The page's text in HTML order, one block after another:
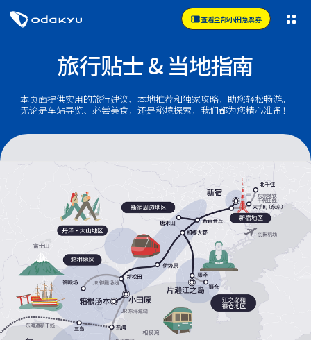
查看全部小田急票券
旅行贴士 & 当地指南
本页面提供实用的旅行建议、本地推荐和独家攻略，助您轻松畅游。
无论是车站导览、必尝美食，还是秘境探索，我们都为您精心准备！